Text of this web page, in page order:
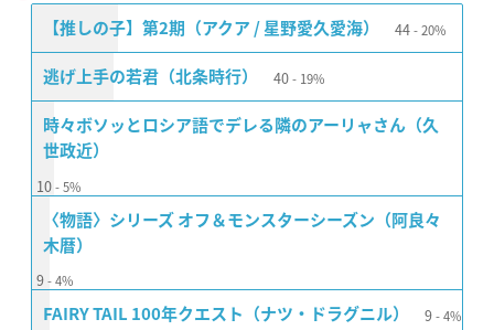
【推しの子】第2期（アクア / 星野愛久愛海） 44 20%
逃げ上手の若君（北条時行） 40 19%
時々ボソッとロシア語でデレる隣のアーリャさん（久
世政近）
10 5%
〈物語〉シリーズ オフ＆モンスターシーズン（阿良々
木暦）
9 4%
FAIRY TAIL 100年クエスト（ナツ・ドラグニル） 9 4%